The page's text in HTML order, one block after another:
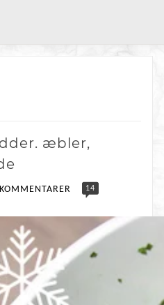
æbler,
KOMMENTARER 14